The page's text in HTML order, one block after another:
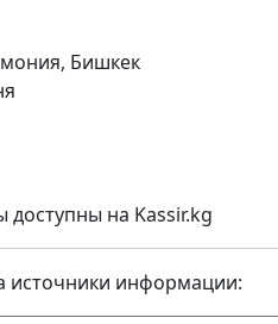
Бишкек
доступны на Kassir.kg
источники информации: